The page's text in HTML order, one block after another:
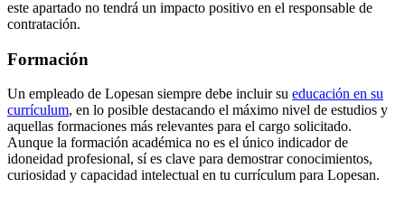
este apartado no tendrá un impacto positivo en el responsable de
contratación.
Formación
Un empleado de Lopesan siempre debe incluir su educación en su
currículum, en lo posible destacando el máximo nivel de estudios y
aquellas formaciones más relevantes para el cargo solicitado.
Aunque la formación académica no es el único indicador de
idoneidad profesional, sí es clave para demostrar conocimientos,
curiosidad y capacidad intelectual en tu currículum para Lopesan.